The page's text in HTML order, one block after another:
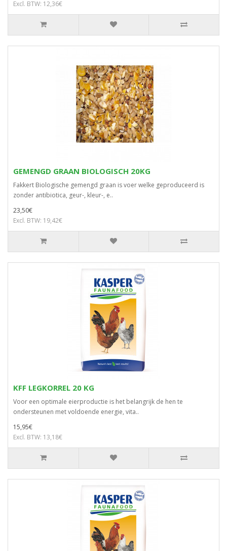
Excl. BTW: 12,36€
GEMENGD GRAAN BIOLOGISCH 20KG
Fakkert Biologische gemengd graan is voer welke geproduceerd is
zonder antibiotica, geur-, kleur-, e..
23,50€
Excl. BTW: 19,42€
KFF LEGKORREL 20 KG
Voor een optimale eierproductie is het belangrijk de hen te
ondersteunen met voldoende energie, vita..
15,95€
Excl. BTW: 13,18€